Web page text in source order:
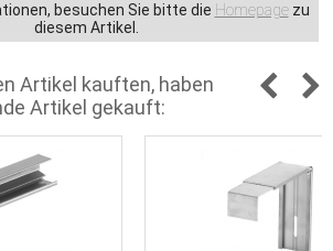
besuchen Sie bitte die Homepagezu
diesem Artikel.
Artikel kauften, haben
Artikel gekauft: